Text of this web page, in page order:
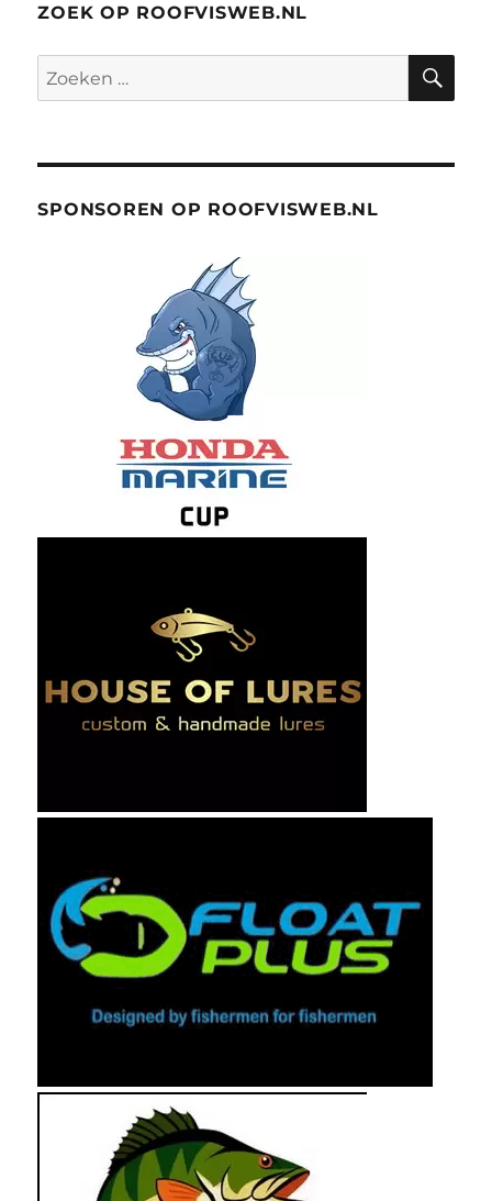
ZOEK OP ROOFVISWEB.NL
Zoeken
naar:
SPONSOREN OP ROOFVISWEB.NL